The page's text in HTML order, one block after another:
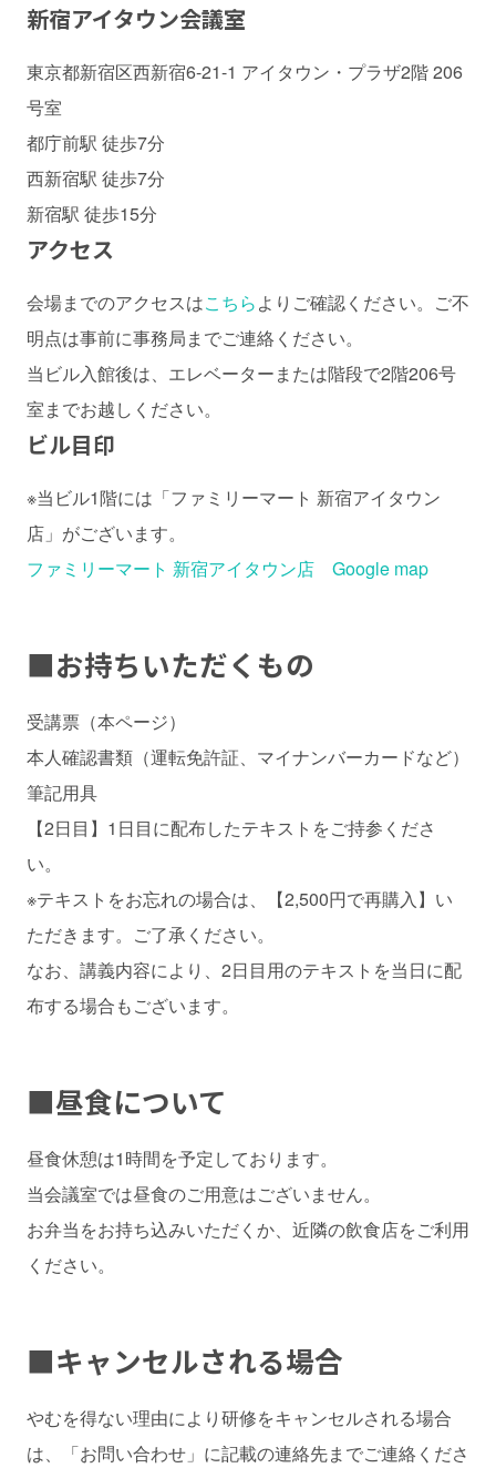
新宿アイタウン会議室
東京都新宿区西新宿6-21-1 アイタウン・プラザ2階 206
号室
都庁前駅 徒歩7分
西新宿駅 徒歩7分
新宿駅 徒歩15分
アクセス
会場までのアクセスはこちらよりご確認ください。ご不
明点は事前に事務局までご連絡ください。
当ビル入館後は、エレベーターまたは階段で2階206号
室までお越しください。
ビル目印
※当ビル1階には「ファミリーマート 新宿アイタウン
店」がございます。
ファミリーマート 新宿アイタウン店 Google map
■お持ちいただくもの
受講票（本ページ）
本人確認書類（運転免許証、マイナンバーカードなど）
筆記用具
【2日目】1日目に配布したテキストをご持参くださ
い。
※テキストをお忘れの場合は、【2,500円で再購入】い
ただきます。ご了承ください。
なお、講義内容により、2日目用のテキストを当日に配
布する場合もございます。
■昼食について
昼食休憩は1時間を予定しております。
当会議室では昼食のご用意はございません。
お弁当をお持ち込みいただくか、近隣の飲食店をご利用
ください。
■キャンセルされる場合
やむを得ない理由により研修をキャンセルされる場合
は、「お問い合わせ」に記載の連絡先までご連絡くださ